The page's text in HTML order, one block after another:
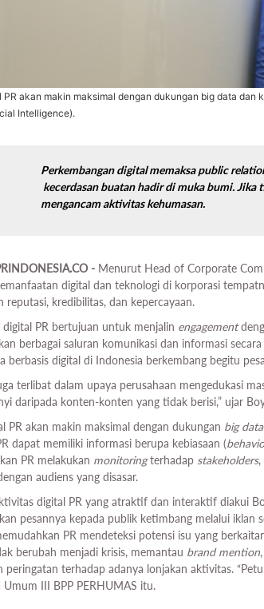
PR akan makin maksimal dengan dukungan big data dan
Intelligence).
Perkembangan digital memaksa public
kecerdasan buatan hadir di muka bumi. Jika
mengancam aktivitas kehumasan.
- Menurut Head of Corporate
digital dan teknologi di korporasi
reputasi, kredibilitas, dan kepercayaan.
digital PR bertujuan untuk menjalin engagement
berbagai saluran komunikasi dan informasi
berbasis digital di Indonesia berkembang begitu
terlibat dalam upaya perusahaan mengedukasi
daripada konten-konten yang tidak berisi,” ujar
PR akan makin maksimal dengan dukungan big data
dapat memiliki informasi berupa kebiasaan (
PR melakukan monitoringterhadap stakeholders,
audiens yang disasar.
digital PR yang atraktif dan interaktif diakui
pesannya kepada publik ketimbang melalui iklan
PR mendeteksi potensi isu yang
berubah menjadi krisis, memantau brand mention
peringatan terhadap adanya lonjakan aktivitas.
Umum III BPP PERHUMAS itu.